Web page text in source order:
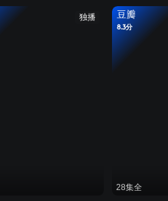
独播 豆瓣
8.3分
28集全